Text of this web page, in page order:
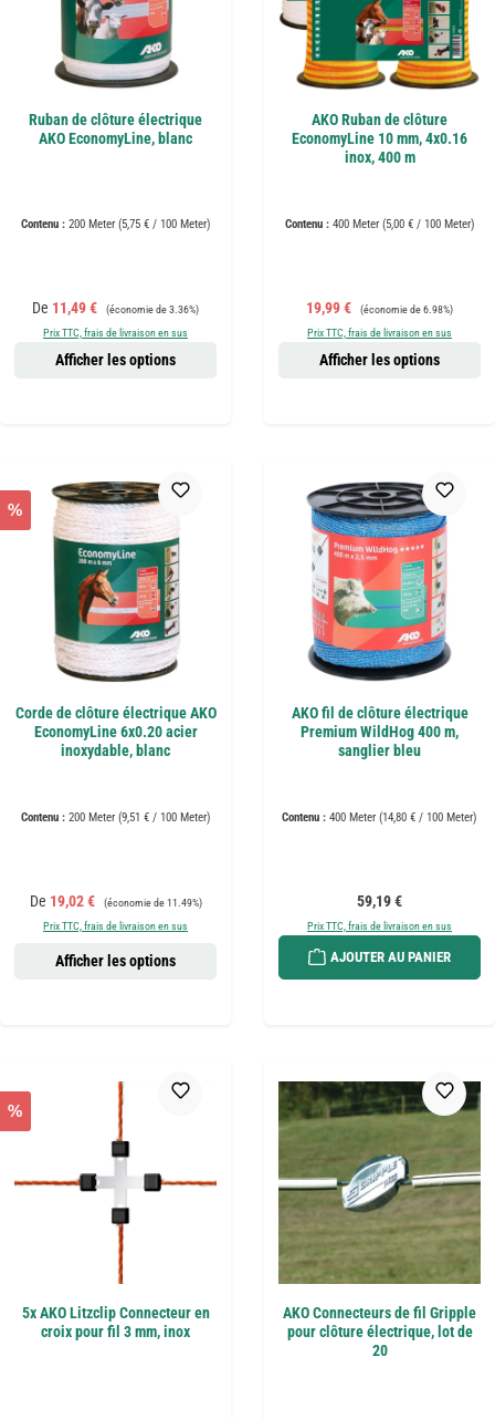
Ruban de clôture électrique
AKO EconomyLine, blanc
Contenu : 200 Meter (5,75 € / 100 Meter)
Prix de vente :
De 11,49 € Prix régulier :
(économie de 3.36%)
Prix TTC, frais de livraison en sus
Afficher les options
AKO Ruban de clôture
EconomyLine 10 mm, 4x0.16
inox, 400 m
Contenu : 400 Meter (5,00 € / 100 Meter)
Prix de vente :
19,99 € Prix régulier :
(économie de 6.98%)
Prix TTC, frais de livraison en sus
Afficher les options
%
Corde de clôture électrique AKO
EconomyLine 6x0.20 acier
inoxydable, blanc
Contenu : 200 Meter (9,51 € / 100 Meter)
Prix de vente :
De 19,02 € Prix régulier :
(économie de 11.49%)
Prix TTC, frais de livraison en sus
Afficher les options
AKO fil de clôture électrique
Premium WildHog 400 m,
sanglier bleu
Contenu : 400 Meter (14,80 € / 100 Meter)
Prix régulier :
59,19 €
Prix TTC, frais de livraison en sus
AJOUTER AU PANIER
%
5x AKO Litzclip Connecteur en
croix pour fil 3 mm, inox
AKO Connecteurs de fil Gripple
pour clôture électrique, lot de
20